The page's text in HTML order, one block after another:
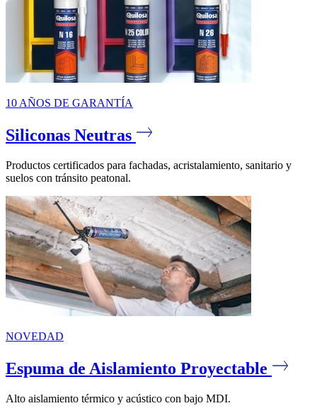
10 AÑOS DE GARANTÍA
Siliconas Neutras
Productos certificados para fachadas, acristalamiento, sanitario y
suelos con tránsito peatonal.
NOVEDAD
Espuma de Aislamiento Proyectable
Alto aislamiento térmico y acústico con bajo MDI.